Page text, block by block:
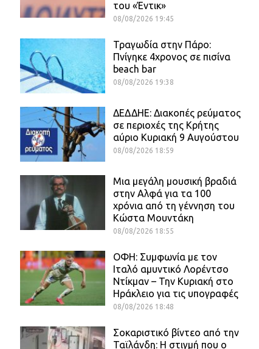
του «Έντικ»
08/08/2026 19:45
Τραγωδία στην Πάρο:
Πνίγηκε 4χρονος σε πισίνα
beach bar
08/08/2026 19:38
ΔΕΔΔΗΕ: Διακοπές ρεύματος
σε περιοχές της Κρήτης
αύριο Κυριακή 9 Αυγούστου
08/08/2026 18:59
Μια μεγάλη μουσική βραδιά
στην Αλφά για τα 100
χρόνια από τη γέννηση του
Κώστα Μουντάκη
08/08/2026 18:55
ΟΦΗ: Συμφωνία με τον
Ιταλό αμυντικό Λορέντσο
Ντίκμαν – Την Κυριακή στο
Ηράκλειο για τις υπογραφές
08/08/2026 18:48
Σοκαριστικό βίντεο από την
Ταϊλάνδη: Η στιγμή που ο